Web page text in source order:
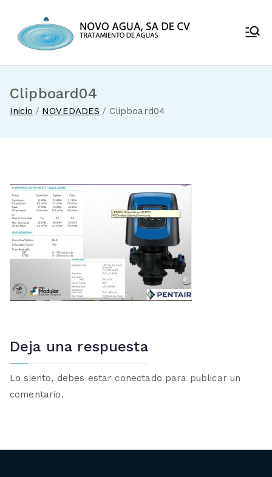
contenido
Novo Agua
Clipboard04
Inicio NOVEDADES Clipboard04
Deja una respuesta
Lo siento, debes estarconectado para publicar un
comentario.